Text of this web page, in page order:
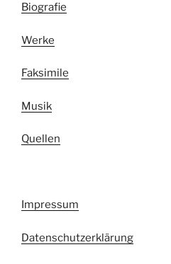
Biografie
Werke
Faksimile
Musik
Quellen
Impressum
Datenschutzerklärung